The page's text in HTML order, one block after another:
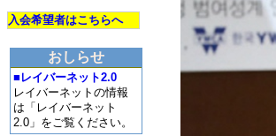
入会希望者はこちらへ
おしらせ
■レイバーネット2.0
レイバーネットの情報
は「レイバーネット
2.0」をご覧ください。